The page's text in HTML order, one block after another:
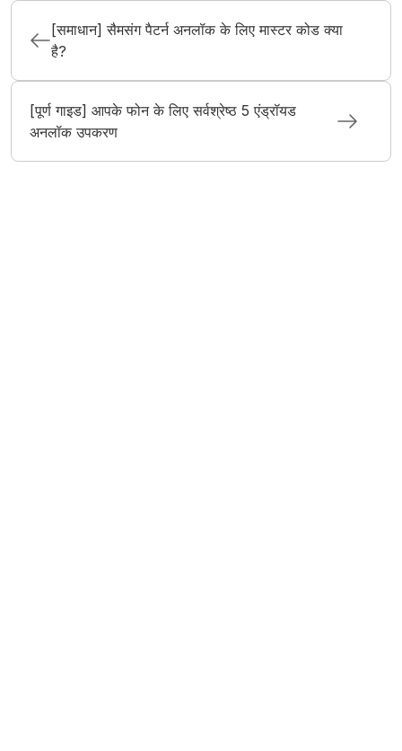
[समाधान] सैमसंग पैटर्न अनलॉक के लिए मास्टर कोड क्या
है?
[पूर्ण गाइड] आपके फोन के लिए सर्वश्रेष्ठ 5 एंड्रॉयड
अनलॉक उपकरण